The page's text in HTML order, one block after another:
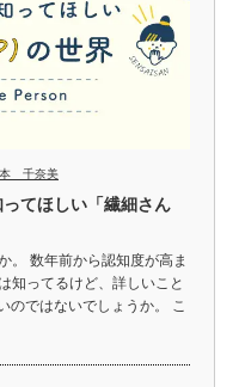
千奈美
てほしい「繊細さん
。 数年前から認知度が高ま
知ってるけど、詳しいこと
のではないでしょうか。 こ